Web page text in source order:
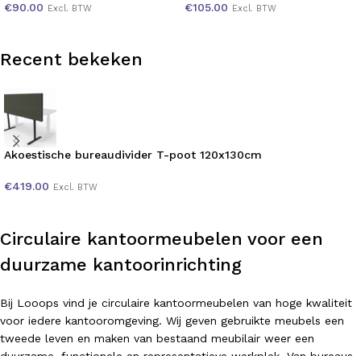
€90.00 Excl. BTW €105.00 Excl. BTW
Recent bekeken
Akoestische bureaudivider T-poot 120x130cm
€419.00 Excl. BTW
Circulaire kantoormeubelen voor een
duurzame kantoorinrichting
Bij Looops vind je circulaire kantoormeubelen van hoge kwaliteit
voor iedere kantooromgeving. Wij geven gebruikte meubels een
tweede leven en maken van bestaand meubilair weer een